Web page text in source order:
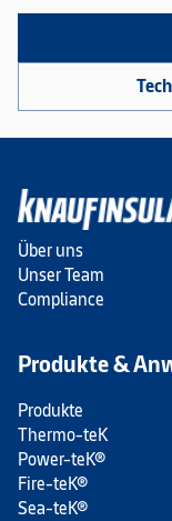
Über uns
Unser Team
Compliance
Produkte &
Produkte
Thermo-teK
Power-teK®
Fire-teK®
Sea-teK®